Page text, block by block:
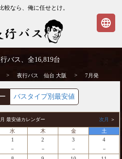
較なら、俺に任せとけ。
バス、全16,819台
> 夜行バス 仙台 大阪 > 7月発
バスタイプ別最安値
月 最安値カレンダー 次月 ＞
水 木 金
土
1
－
2
－
3
－
4
－
language